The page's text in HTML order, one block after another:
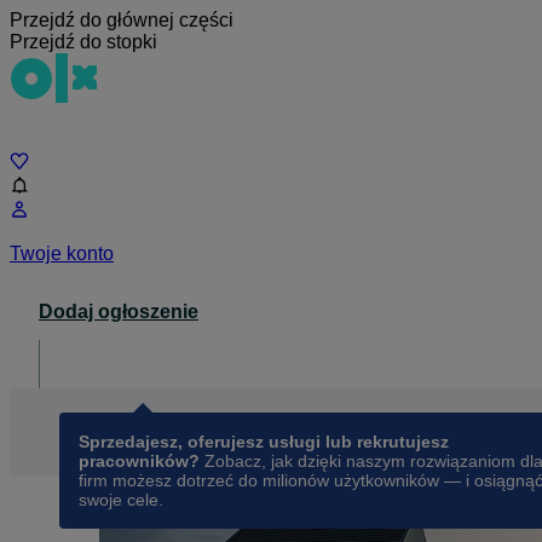
Przejdź do głównej części
Przejdź do stopki
Twoje konto
Dodaj ogłoszenie
Sprzedajesz, oferujesz usługi lub rekrutujesz
pracowników? Zobacz, jak dzięki naszym rozwiązaniom dla
firm możesz dotrzeć do milionów użytkowników — i osiągnąć
swoje cele.